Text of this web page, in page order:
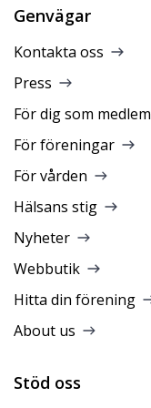
Genvägar
Kontakta oss
Press
För dig som medlem
För föreningar
För vården
Hälsans stig
Nyheter
Webbutik
Hitta din förening
About us
Stöd oss